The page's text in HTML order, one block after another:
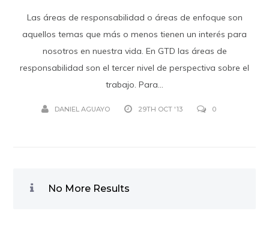
Las áreas de responsabilidad o áreas de enfoque son
aquellos temas que más o menos tienen un interés para
nosotros en nuestra vida. En GTD las áreas de
responsabilidad son el tercer nivel de perspectiva sobre el
trabajo. Para...
DANIEL AGUAYO 29TH OCT '13 0
No More Results